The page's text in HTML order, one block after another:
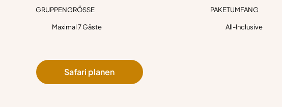
GRUPPENGRÖSSE
Maximal 7 Gäste
PAKETUMFANG
All-Inclusive
Safari planen